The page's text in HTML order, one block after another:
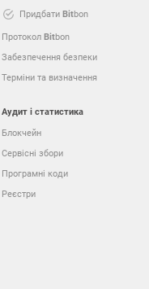
Придбати Bitbon
Протокол Bitbon
Забезпечення безпеки
Терміни та визначення
Аудит і статистика
Блокчейн
Сервісні збори
Програмні коди
Реєстри